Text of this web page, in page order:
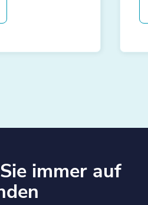
immer auf